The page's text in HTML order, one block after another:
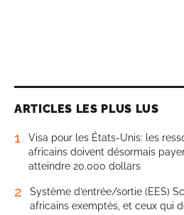
ARTICLES LES PLUS LUS
1
Visa pour les États-Unis: les
africains doivent désormais
atteindre 20.000 dollars
2
Système d’entrée/sortie (EES)
africains exemptés, et ceux qui